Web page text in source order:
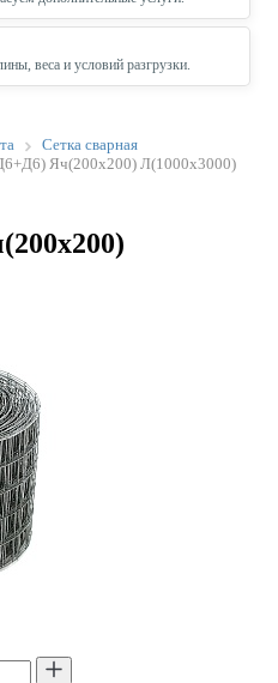
веса и условий разгрузки.
Сетка сварная
Яч(200х200) Л(1000х3000)